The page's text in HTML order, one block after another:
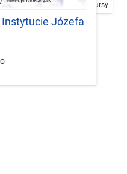
Mapa Konkursy
Józefa